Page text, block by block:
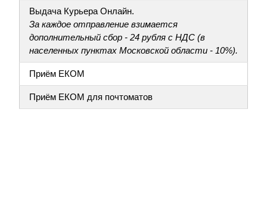
Выдача Курьера Онлайн.
За каждое отправление взимается
дополнительный сбор - 24 рубля с НДС (в
населенных пунктах Московской области - 10%).
Приём ЕКОМ
Приём ЕКОМ для почтоматов